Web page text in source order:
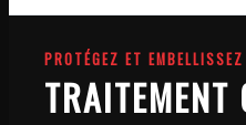
PROTÉGEZ ET
TRAITEMENT